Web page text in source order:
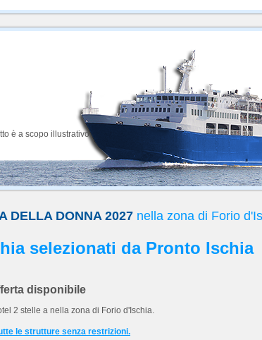
è a scopo illustrativo.
DELLA DONNA 2027nella zona di Forio
selezionati da Pronto Ischia
disponibile
2 stelle a nella zona di Forio d'Ischia.
le strutture senza restrizioni.